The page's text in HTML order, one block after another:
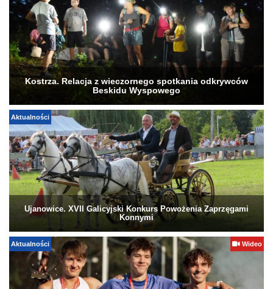
Kostrza. Relacja z wieczornego spotkania odkrywców
Beskidu Wyspowego
Aktualności
Ujanowice. XVII Galicyjski Konkurs Powożenia Zaprzęgami
Konnymi
Aktualności Wideo